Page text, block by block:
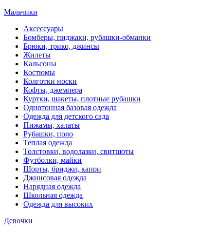
Мальчики
Аксессуары
Бомберы, пиджаки, рубашки-обманки
Брюки, трико, джинсы
Жилеты
Кальсоны
Костюмы
Колготки носки
Кофты, джемпера
Куртки, шакеты, плотные рубашки
Однотонная базовая одежда
Одежда для детского сада
Пижамы, халаты
Рубашки, поло
Теплая одежда
Толстовки, водолазки, свитшоты
Футболки, майки
Шорты, бриджи, капри
Джинсовая одежда
Нарядная одежда
Школьная одежда
Одежда для высоких
Девочки